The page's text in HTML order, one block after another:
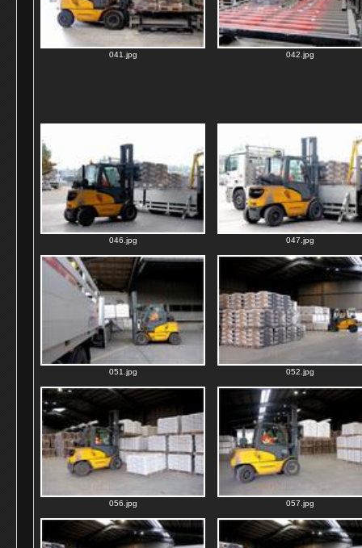
041.jpg 042.jpg
046.jpg 047.jpg
051.jpg 052.jpg
056.jpg 057.jpg